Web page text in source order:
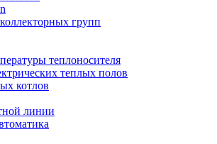
групп
теплоносителя
теплых полов
котлов
линии